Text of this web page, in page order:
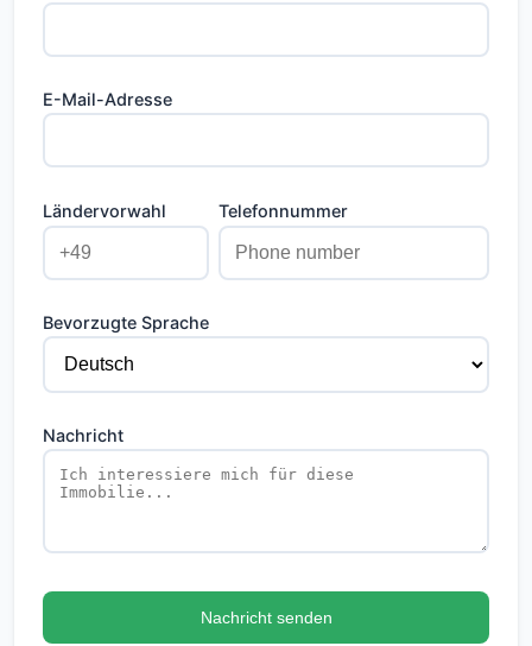
E-Mail-Adresse
Ländervorwahl Telefonnummer
Bevorzugte Sprache
Nachricht
Nachricht senden